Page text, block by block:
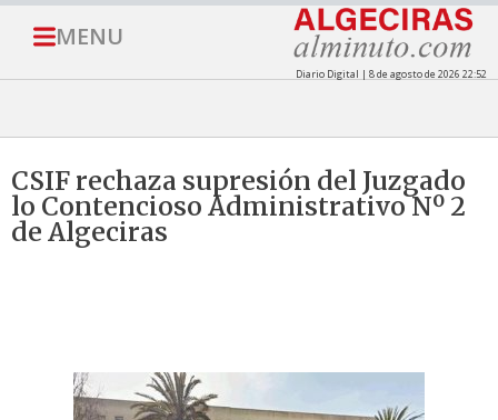
MENU
Diario Digital | 8 de agosto de 2026 22:52
CSIF rechaza supresión del Juzgado
lo Contencioso Administrativo Nº 2
de Algeciras